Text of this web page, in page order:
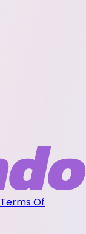
Terms Of